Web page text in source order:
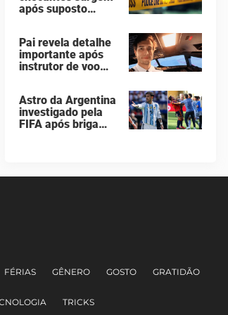
taça da Copa do
após suposto
cometido por
homem que matou
a família de 7
Pai revela detalhe
importante após
instrutor de voo
de 260 metros
Astro da Argentina
investigado pela
FIFA após briga
FÉRIAS GÊNERO GOSTO GRATIDÃO
TRICKS